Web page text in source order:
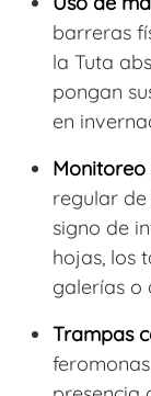
barreras
la Tuta
pongan
en
Monitoreo
regular
signo de
hojas, los
galerías o
Trampas